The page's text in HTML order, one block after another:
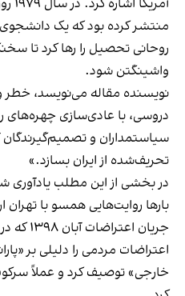
منتشر کرده بود که یک دانشجوی
روحانی تحصیل را رها کرد تا
واشینگتن شود.
نویسنده مقاله می‌نویسد،
دروسی، با عادی‌سازی چهره‌های
سیاستمداران و تصمیم‌گیرندگان
تحریف‌شده از ایران بسازد.»
در بخشی از این مطلب یادآوری
بارها روایت‌هایی همسو با تهران
جریان
اعتراضات مردمی را دلیلی بر
خارجی» توصیف کرد و عملاً